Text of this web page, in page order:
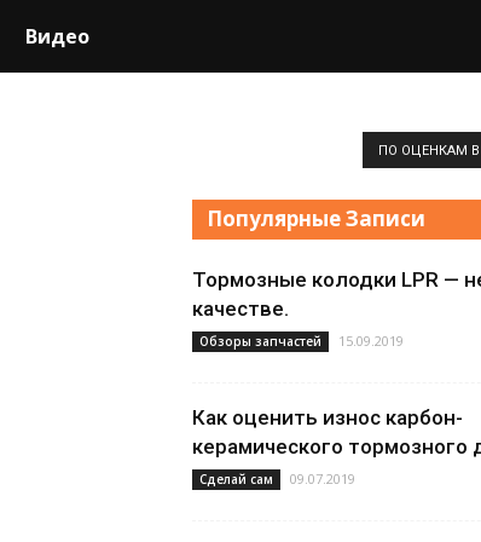
Видео
ПО ОЦЕНКАМ
Популярные Записи
Тормозные колодки LPR —
качестве.
Обзоры запчастей 15.09.2019
Как оценить износ карбон-
керамического тормозного
Сделай сам 09.07.2019